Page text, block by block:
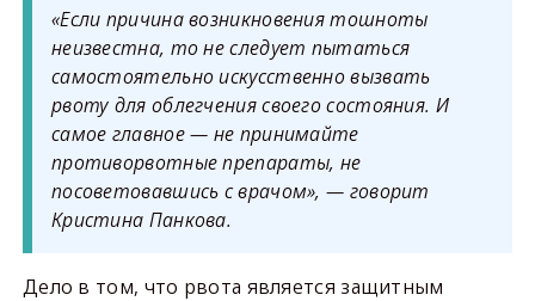
«Если причина возникновения тошноты
неизвестна, то не следует пытаться
самостоятельно искусственно вызвать
рвоту для облегчения своего состояния. И
самое главное — не принимайте
противорвотные препараты, не
посоветовавшись с врачом», — говорит
Кристина Панкова.
Дело в том, что рвота является защитным